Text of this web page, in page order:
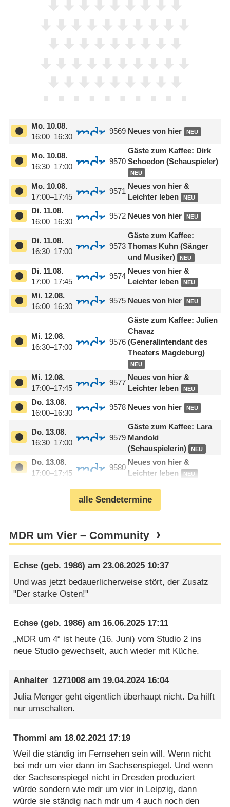
Mo.10.08.
16:00–16:30
9569 Neues von hier NEU
Mo.10.08.
16:30–17:00
9570
Gäste zum Kaffee: Dirk
Schoedon (Schauspieler)
NEU
Mo.10.08.
17:00–17:45
9571
Neues von hier &
Leichter leben
NEU
Di.11.08.
16:00–16:30
9572 Neues von hier NEU
Di.11.08.
16:30–17:00
9573
Gäste zum Kaffee:
Thomas Kuhn (Sänger
und Musiker)
NEU
Di.11.08.
17:00–17:45
9574
Neues von hier &
Leichter leben
NEU
Mi.12.08.
16:00–16:30
9575 Neues von hier NEU
Mi.12.08.
16:30–17:00
9576
Gäste zum Kaffee: Julien
Chavaz
(Generalintendant des
Theaters Magdeburg)
NEU
Mi.12.08.
17:00–17:45
9577
Neues von hier &
Leichter leben
NEU
Do.13.08.
16:00–16:30
9578 Neues von hier NEU
Do.13.08.
16:30–17:00
9579
Gäste zum Kaffee: Lara
Mandoki
(Schauspielerin)
NEU
Do. 13.08.
17:00–17:45
9580
Neues von hier &
Leichter leben
NEU
alle Sendetermine
MDR um Vier – Community
Echse (geb. 1986) am23.06.2025 10:37
Und was jetzt bedauerlicherweise stört, der Zusatz
"Der starke Osten!"
Echse (geb. 1986) am 16.06.2025 17:11
„MDR um 4“ ist heute (16. Juni) vom Studio 2 ins
neue Studio gewechselt, auch wieder mit Küche.
Anhalter_1271008 am 19.04.2024 16:04
Julia Menger geht eigentlich überhaupt nicht. Da hilft
nur umschalten.
Thommi am 18.02.2021 17:19
Weil die ständig im Fernsehen sein will. Wenn nicht
bei mdr um vier dann im Sachsenspiegel. Und wenn
der Sachsenspiegel nicht in Dresden produziert
würde sondern wie mdr um vier in Leipzig, dann
würde sie ständig nach mdr um 4 auch noch den